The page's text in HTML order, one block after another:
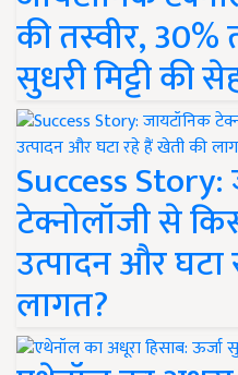
की तस्वीर,
सुधरी मिट्टी की
Success
टेक्नोलॉजी से
उत्पादन और
लागत?